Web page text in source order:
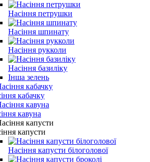
Насіння петрушки
Насіння шпинату
Насіння рукколи
Насіння базиліку
Інша зелень
кабачку
кавуна
капусти
Насіння капусти білоголової